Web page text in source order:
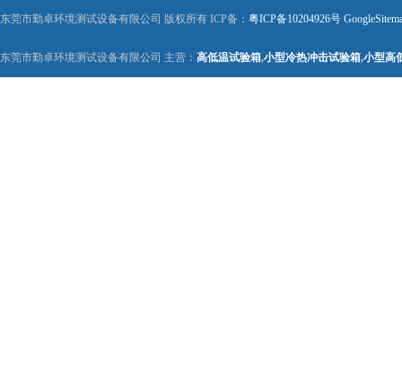
东莞市勤卓环境测试设备有限公司 版权所有 ICP备： 粤ICP备10204926号
东莞市勤卓环境测试设备有限公司 主营： 高低温试验箱,小型冷热冲击试验箱,小型高